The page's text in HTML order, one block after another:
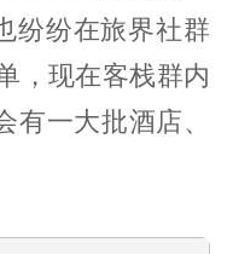
纷纷在旅界社群
，现在客栈群内
有一大批酒店、